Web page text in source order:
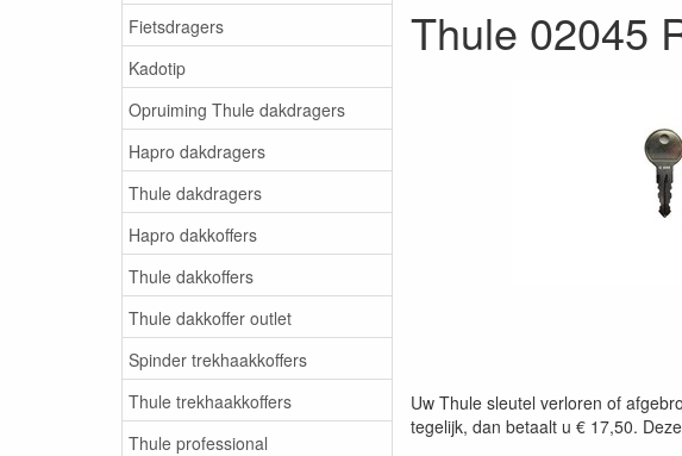
Fietsdragers
Kadotip
Opruiming Thule dakdragers
Hapro dakdragers
Thule dakdragers
Hapro dakkoffers
Thule dakkoffers
Thule dakkoffer outlet
Spinder trekhaakkoffers
Thule trekhaakkoffers
Thule professional
Thule 02045
Uw Thule sleutel verloren of
tegelijk, dan betaalt u € 17,50.